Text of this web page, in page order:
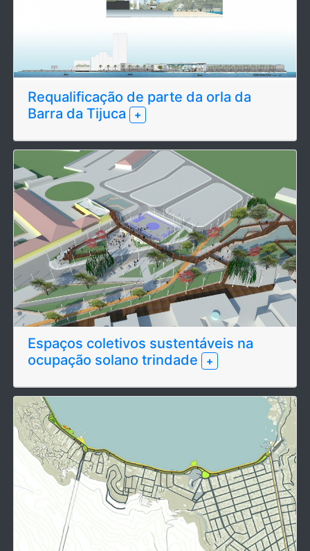
Requalificação de parte da orla da
Barra da Tijuca
+
Espaços coletivos sustentáveis na
ocupação solano trindade
+